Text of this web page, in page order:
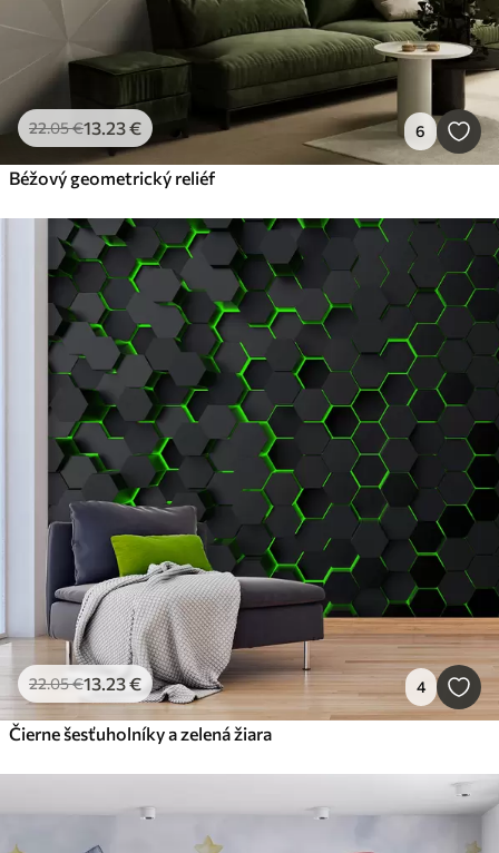
22.05€13.23€ 6
Béžový geometrický reliéf
22.05€13.23€ 4
Čierne šesťuholníky a zelená žiara